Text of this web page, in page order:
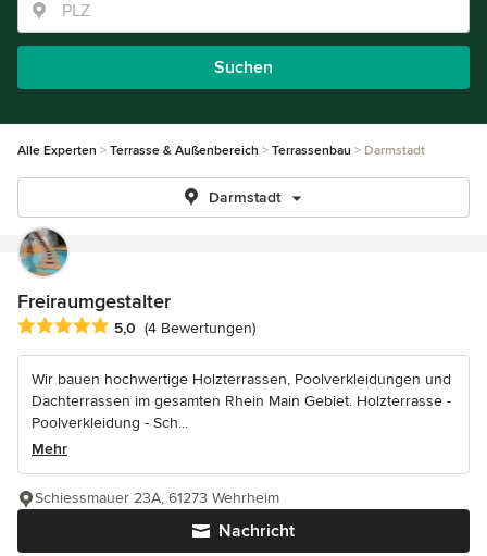
Suchen
Alle Experten Terrasse & Außenbereich Terrassenbau Darmstadt
Darmstadt
Freiraumgestalter
Durchschnittliche Bewertung: 5 von 5 Sternen
5,0 (4 Bewertungen)
Wir bauen hochwertige Holzterrassen, Poolverkleidungen und
Dachterrassen im gesamten Rhein Main Gebiet. Holzterrasse -
Poolverkleidung - Sch...
Mehr
Nachricht
Schiessmauer 23A, 61273 Wehrheim